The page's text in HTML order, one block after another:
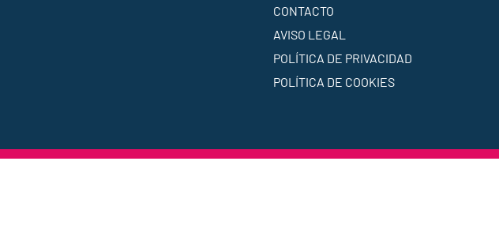
CONTACTO
AVISO LEGAL
POLÍTICA DE PRIVACIDAD
POLÍTICA DE COOKIES